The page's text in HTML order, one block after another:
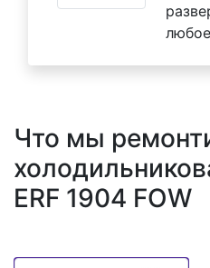
Что мы
ERF 1904 FOW